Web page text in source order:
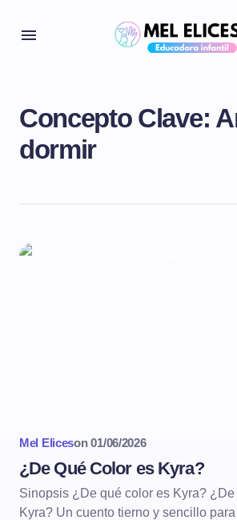
Concepto Clave:
dormir
Mel Eliceson 01/06/2026
¿De Qué Color es Kyra?
Sinopsis ¿De qué color es Kyra?
Kyra? Un cuento tierno y sencillo